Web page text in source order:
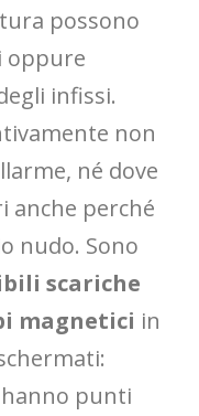
possono
oppure
infissi.
non
né dove
anche perché
nudo. Sono
scariche
magnetici in
punti